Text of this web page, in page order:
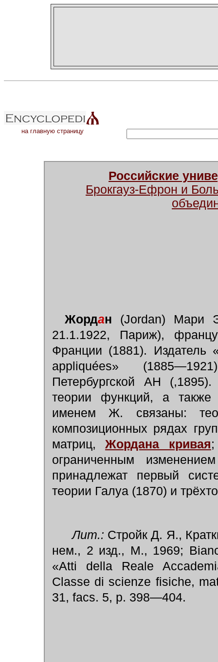
на главную страницу
Российские
Брокгауз-Ефрон и
Жордан (Jordan) Мари
21.1.1922, Париж),
Франции (1881). Издатель
appliquées»
Петербургской АН
теории функций, а также
именем Ж. связаны:
композиционных рядах
матриц,Жордана кривая
ограниченным
принадлежат первый
теории Галуа (1870) и
Лит.: Стройк Д. Я.,
нем., 2 изд., М., 1969;
«Atti della Reale
Classe di scienze fisiche,
31, facs. 5, p. 398—404.